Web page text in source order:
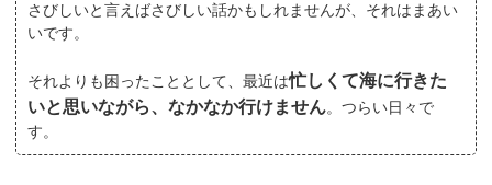
さびしいと言えばさびしい話かもしれませんが、それはまあい
いです。
それよりも困ったこととして、最近は忙しくて海に行きた
いと思いながら、なかなか行けません。つらい日々で
す。